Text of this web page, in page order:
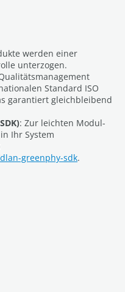
werden einer
unterzogen.
Standard ISO
garantiert gleichbleibend
: Zur leichten Modul-
Ihr System
greenphy-sdk.